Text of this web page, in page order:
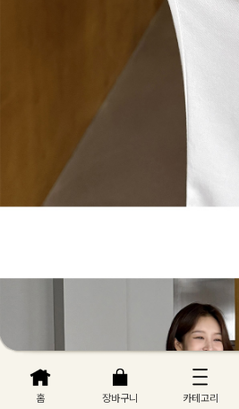
홈 장바구니 카테고리